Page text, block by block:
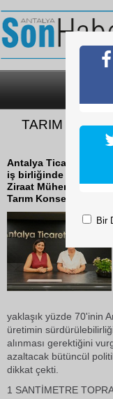
TARIM
Antalya Ticaret
iş birliğinde
Ziraat Mühendisleri
Tarım Konseyi İcra
yaklaşık yüzde 70'inin
üretimin
alınması gerektiğini
azaltacak bütüncül
dikkat çekti.
1 SANTİMETRE
Bir